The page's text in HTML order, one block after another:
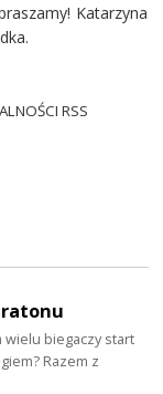
Katarzyna
RSS
wielu biegaczy start
Razem z